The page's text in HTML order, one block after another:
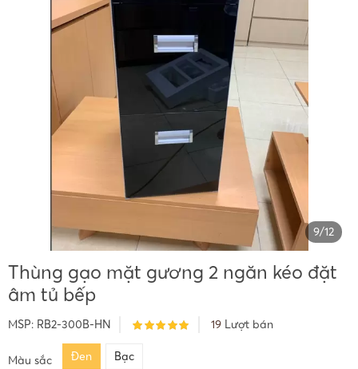
9/12
Thùng gạo mặt gương 2 ngăn kéo đặt
âm tủ bếp
MSP: RB2-300B-HN 19Lượt bán
Màu sắc Đen Bạc